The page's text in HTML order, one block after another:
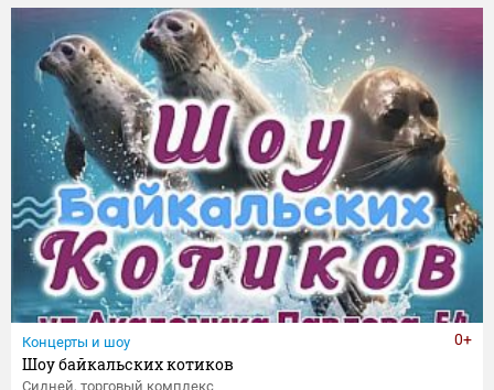
торжественные парады в честь Дня Победы и пронзительные
портреты фронто
Концерты и шоу
Шоу байкальских котиков
Сидней, торговый комплекс
0+